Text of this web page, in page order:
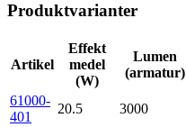
Produktvarianter
Artikel
Effekt
medel
(W)
Lumen
(armatur)
61000-
401
20.5 3000